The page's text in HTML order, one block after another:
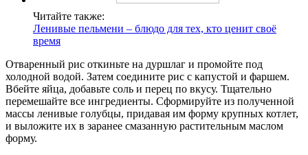
Читайте также:
Ленивые пельмени – блюдо для тех, кто ценит своё
время
Отваренный рис откиньте на дуршлаг и промойте под
холодной водой. Затем соедините рис с капустой и фаршем.
Вбейте яйца, добавьте соль и перец по вкусу. Тщательно
перемешайте все ингредиенты. Сформируйте из полученной
массы ленивые голубцы, придавая им форму крупных котлет,
и выложите их в заранее смазанную растительным маслом
форму.